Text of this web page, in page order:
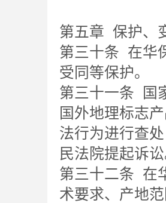
第五章 保护、
第三十条 在华
受同等保护。
第三十一条 国
国外地理标志
法行为进行查
民法院提起诉
第三十二条 在
术要求、产地